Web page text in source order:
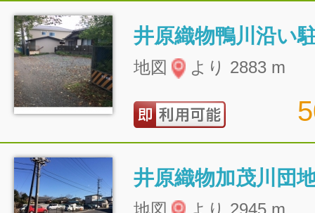
井原織物鴨川沿い
地図 より 2883 m
井原織物加茂川団